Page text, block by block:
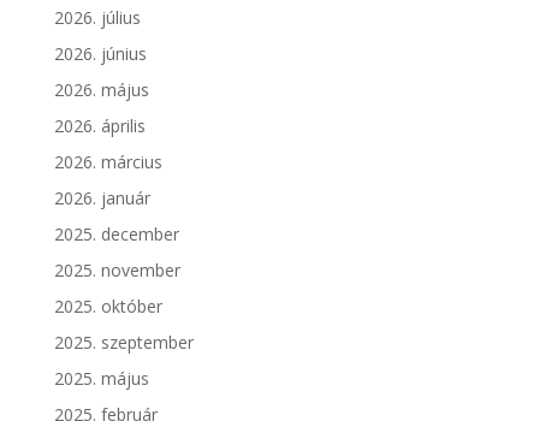
2026. július
2026. június
2026. május
2026. április
2026. március
2026. január
2025. december
2025. november
2025. október
2025. szeptember
2025. május
2025. február